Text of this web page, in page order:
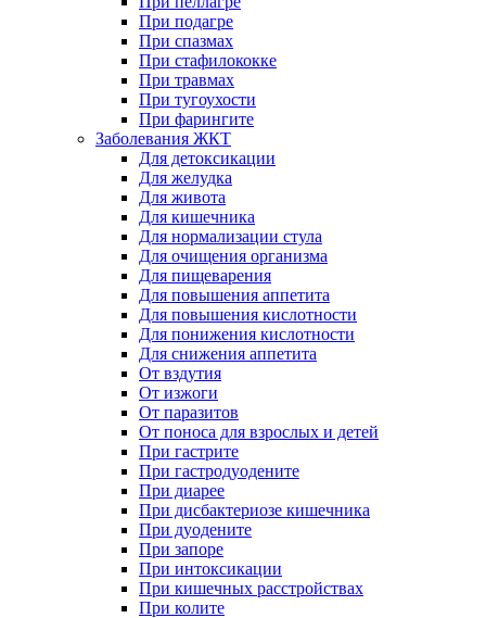
При подагре
При спазмах
При стафилококке
При травмах
При тугоухости
При фарингите
Заболевания ЖКТ
Для детоксикации
Для желудка
Для живота
Для кишечника
Для нормализации стула
Для очищения организма
Для пищеварения
Для повышения аппетита
Для повышения кислотности
Для понижения кислотности
Для снижения аппетита
От вздутия
От изжоги
От паразитов
От поноса для взрослых и детей
При гастрите
При гастродуодените
При диарее
При дисбактериозе кишечника
При дуодените
При запоре
При интоксикации
При кишечных расстройствах
При колите